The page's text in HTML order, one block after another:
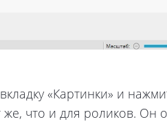
«Картинки» и
же, что и для роликов. Он